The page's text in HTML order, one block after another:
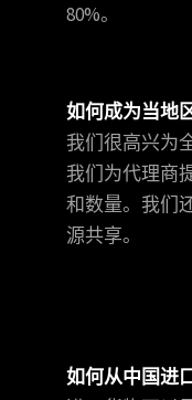
80%。
如何成为当地
我们很高兴为
我们为代理商
和数量。我们
源共享。
如何从中国进